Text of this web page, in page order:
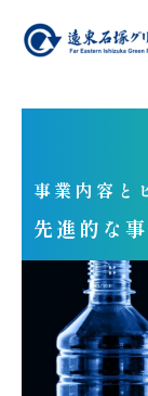
事業内容と
先進的な